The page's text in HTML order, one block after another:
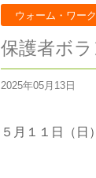
ウォーム・ワー
保護者ボ
2025年05月13日
５月１１日（日